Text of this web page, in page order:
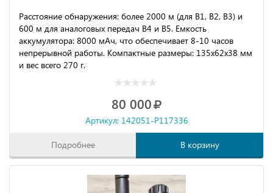
Расстояние обнаружения: более 2000 м (для В1, В2, В3) и
600 м для аналоговых передач В4 и В5. Емкость
аккумулятора: 8000 мАч, что обеспечивает 8-10 часов
непрерывной работы. Компактные размеры: 135х62х38 мм
и вес всего 270 г.
80 000
Артикул: 142051-P117336
Подробнее В корзину